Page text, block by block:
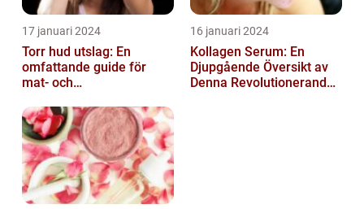
17 januari 2024
Torr hud utslag: En
omfattande guide för
mat- och
16 januari 2024
Kollagen Serum: En
Djupgående Översikt av
Denna Revolutionerande